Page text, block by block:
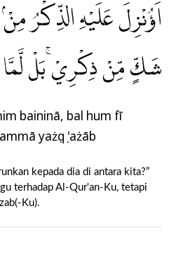
اَؤُنْزِلَ عَلَيْهِ الذِّكْرُ مِنْۢ
شَكٍّ مِّنْ ذِكْرِيْۚ بَلْ لَّمَّا
baininā, bal hum fī
yażụqụ 'ażāb
kepada dia di antara kita?”
terhadap Al-Qur'an-Ku, tetapi
Ku).